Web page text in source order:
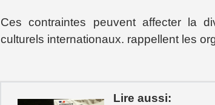
Ces contraintes peuvent affecter la
culturels internationaux. rappellent les
Lire aussi: